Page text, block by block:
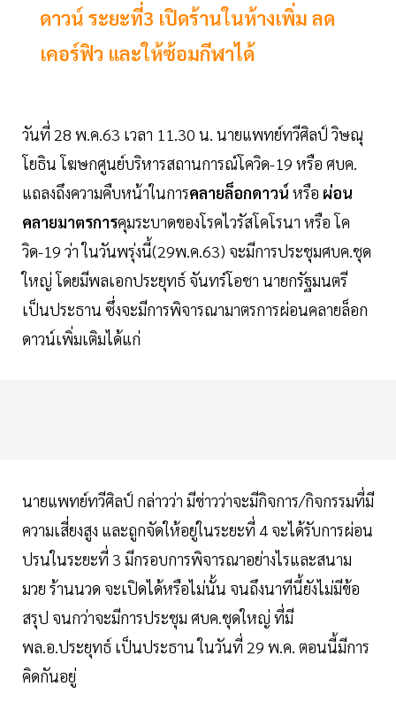
ดาวน์ ระยะที่3 เปิดร้านในห้างเพิ่ม ลด
เคอร์ฟิว และให้ซ้อมกีฬาได้
วันที่ 28 พ.ค.63 เวลา 11.30 น. นายแพทย์ทวีศิลป์ วิษณุ
โยธิน โฆษกศูนย์บริหารสถานการณ์โควิด-19 หรือ ศบค.
แถลงถึงความคืบหน้าในการคลายล็อกดาวน์ หรือ ผ่อน
คลายมาตรการคุมระบาดของโรคไวรัสโคโรนา หรือ โค
วิด-19 ว่า ในวันพรุ่งนี้(29พ.ค.63) จะมีการประชุมศบค.ชุด
ใหญ่ โดยมีพลเอกประยุทธ์ จันทร์โอชา นายกรัฐมนตรี
เป็นประธาน ซึ่งจะมีการพิจารณามาตรการผ่อนคลายล็อก
ดาวน์เพิ่มเติมได้แก่
นายแพทย์ทวีศิลป์ กล่าวว่า มีข่าวว่าจะมีกิจการ/กิจกรรมที่มี
ความเสี่ยงสูง และถูกจัดให้อยู่ในระยะที่ 4 จะได้รับการผ่อน
ปรนในระยะที่ 3 มีกรอบการพิจารณาอย่างไรและสนาม
มวย ร้านนวด จะเปิดได้หรือไม่นั้น จนถึงนาทีนี้ยังไม่มีข้อ
สรุป จนกว่าจะมีการประชุม ศบค.ชุดใหญ่ ที่มี
พล.อ.ประยุทธ์ เป็นประธาน ในวันที่ 29 พ.ค. ตอนนี้มีการ
คิดกันอยู่